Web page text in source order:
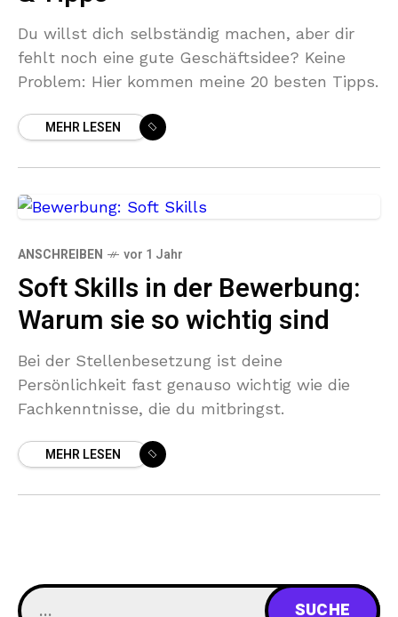
Du willst dich selbständig machen, aber dir
fehlt noch eine gute Geschäftsidee? Keine
Problem: Hier kommen meine 20 besten Tipps.
MEHR LESEN
ANSCHREIBEN vor 1 Jahr
Soft Skills in der Bewerbung:
Warum sie so wichtig sind
Bei der Stellenbesetzung ist deine
Persönlichkeit fast genauso wichtig wie die
Fachkenntnisse, die du mitbringst.
MEHR LESEN